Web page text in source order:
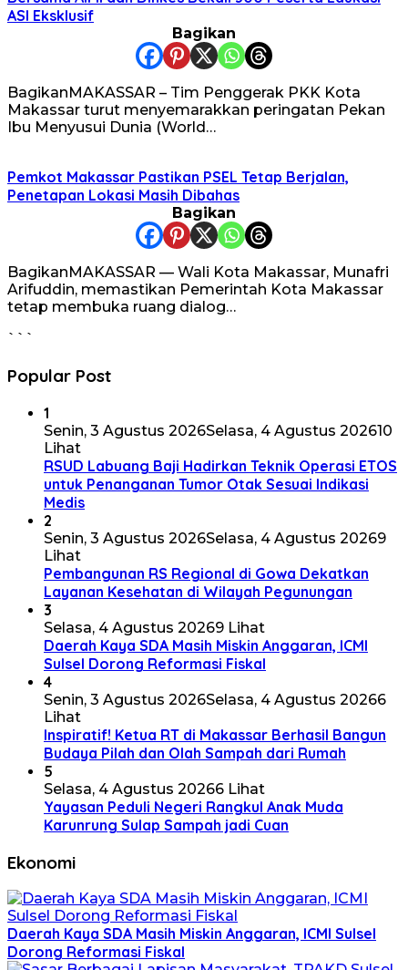
ASI Eksklusif
Bagikan
BagikanMAKASSAR – Tim Penggerak PKK Kota
Makassar turut menyemarakkan peringatan Pekan
Ibu Menyusui Dunia (World…
Pemkot Makassar Pastikan PSEL Tetap Berjalan,
Penetapan Lokasi Masih Dibahas
Bagikan
BagikanMAKASSAR — Wali Kota Makassar, Munafri
Arifuddin, memastikan Pemerintah Kota Makassar
tetap membuka ruang dialog…
```
Popular Post
1
Senin, 3 Agustus 2026Selasa, 4 Agustus 202610
Lihat
RSUD Labuang Baji Hadirkan Teknik Operasi ETOS
untuk Penanganan Tumor Otak Sesuai Indikasi
Medis
2
Senin, 3 Agustus 2026Selasa, 4 Agustus 20269
Lihat
Pembangunan RS Regional di Gowa Dekatkan
Layanan Kesehatan di Wilayah Pegunungan
3
Selasa, 4 Agustus 20269 Lihat
Daerah Kaya SDA Masih Miskin Anggaran, ICMI
Sulsel Dorong Reformasi Fiskal
4
Senin, 3 Agustus 2026Selasa, 4 Agustus 20266
Lihat
Inspiratif! Ketua RT di Makassar Berhasil Bangun
Budaya Pilah dan Olah Sampah dari Rumah
5
Selasa, 4 Agustus 20266 Lihat
Yayasan Peduli Negeri Rangkul Anak Muda
Karunrung Sulap Sampah jadi Cuan
Ekonomi
Daerah Kaya SDA Masih Miskin Anggaran, ICMI Sulsel
Dorong Reformasi Fiskal